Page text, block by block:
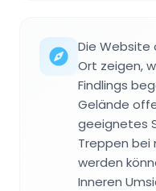
Die
Ort zeigen,
Findlings
Gelände
geeignetes
Treppen bei
werden
Inneren